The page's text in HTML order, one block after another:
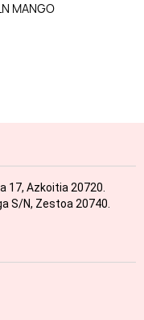
MANGO
17, Azkoitia 20720.
S/N, Zestoa 20740.